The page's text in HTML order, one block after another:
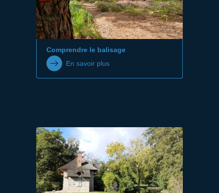
Comprendre le balisage
En savoir plus